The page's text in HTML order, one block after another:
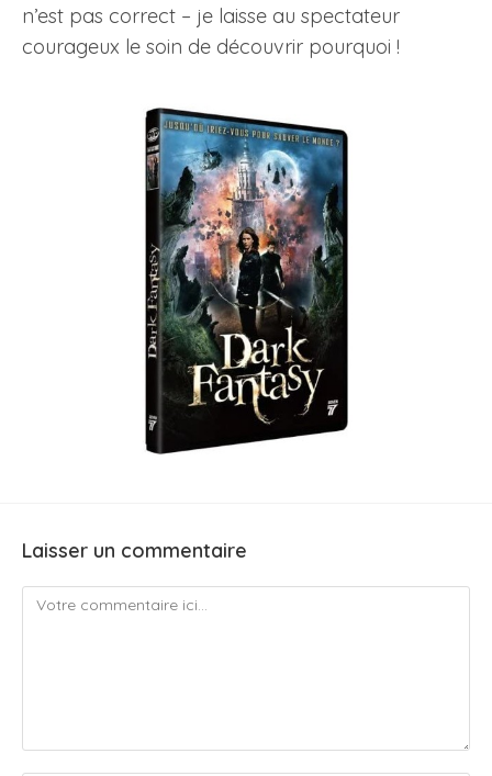
n’est pas correct – je laisse au spectateur
courageux le soin de découvrir pourquoi !
Laisser un commentaire
Comment